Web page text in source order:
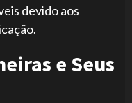
devido aos
e Seus